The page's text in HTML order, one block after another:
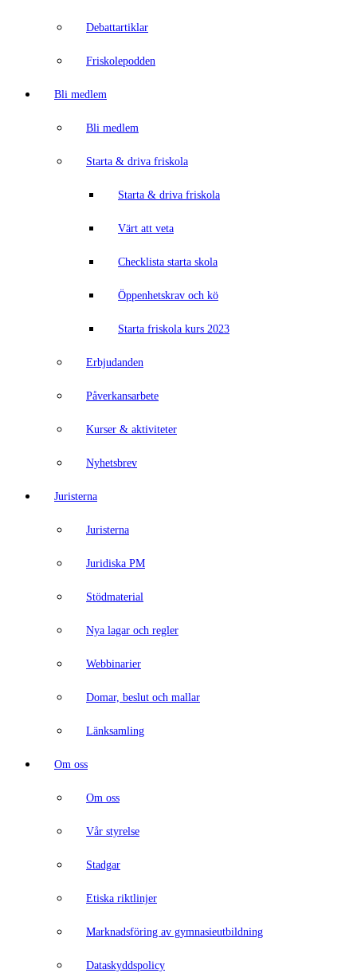
Debattartiklar
Friskolepodden
Bli medlem
Bli medlem
Starta & driva friskola
Starta & driva friskola
Värt att veta
Checklista starta skola
Öppenhetskrav och kö
Starta friskola kurs 2023
Erbjudanden
Påverkansarbete
Kurser & aktiviteter
Nyhetsbrev
Juristerna
Juristerna
Juridiska PM
Stödmaterial
Nya lagar och regler
Webbinarier
Domar, beslut och mallar
Länksamling
Om oss
Om oss
Vår styrelse
Stadgar
Etiska riktlinjer
Marknadsföring av gymnasieutbildning
Dataskyddspolicy